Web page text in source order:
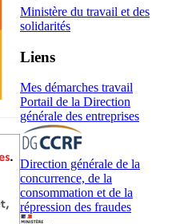
Ministère du travail et des
solidarités
Liens
Mes démarches travail
Portail de la Direction
générale des entreprises
Direction générale de la
concurrence, de la
consommation et de la
répression des fraudes